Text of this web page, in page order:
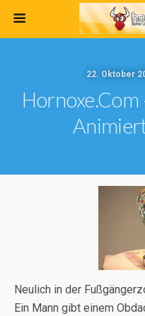
22. Oktober
Hornoxe.com
Neulich in der
Ein Mann gibt einem